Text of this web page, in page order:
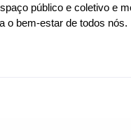
público e coletivo e
o bem-estar de todos nós.